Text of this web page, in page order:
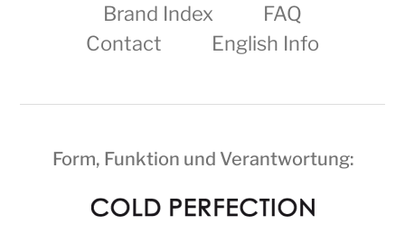
Brand Index
FAQ
Contact
English Info
Form, Funktion und Verantwortung: